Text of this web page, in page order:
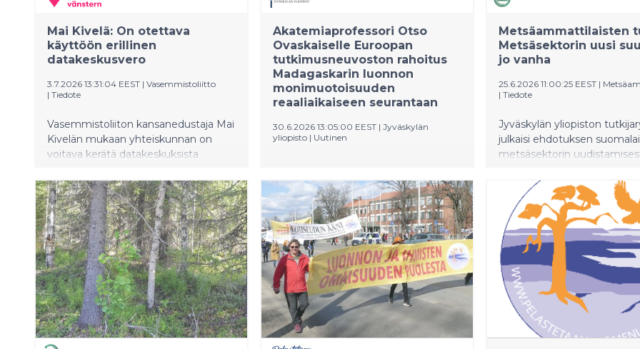
Mai Kivelä: On otettava
käyttöön erillinen
datakeskusvero
3.7.2026 13:31:04 EEST | Vasemmistoliitto
| Tiedote
Vasemmistoliiton kansanedustaja Mai
Kivelän mukaan yhteiskunnan on
voitava kerätä datakeskuksista
keinoin. Verohallinto on laskenut, että
tähän mennessä Suomessa toimivat
datakeskukset ovat tuottaneet
valtiolle hyvin vähän verotuloja -
vaikutus voi olla jopa
miinusmerkkinen.
Akatemiaprofessori Otso
Ovaskaiselle Euroopan
tutkimusneuvoston rahoitus
Madagaskarin luonnon
monimuotoisuuden
reaaliaikaiseen seurantaan
30.6.2026 13:05:00 EEST | Jyväskylän
yliopisto | Uutinen
tutkimushanke saa 150 000 euron
ERC Proof of Concept -rahoituksen
Euroopan tutkimusneuvostolta.
Hankkeessa kehitetään
tekoälypohjaista, reaaliaikaista
akustista seurantajärjestelmää, joka
auttaa suojelemaan Madagaskarin
uhanalaisia lajeja ja torjumaan laitonta
metsäkatoa.
Metsäammattilaisten
Metsäsektorin uusi
jo vanha
25.6.2026 11:00:25 EEST |
| Tiedote
Jyväskylän yliopiston
julkaisi ehdotuksen
metsäsektorin
ydinviesti on selvä: metsien
tulevaisuuden arvo tulisi
luonnon
hiilimarkkinoiden,
korkean lisäarvon
varaan puuntuotannon sijaan.
Metsäammattilaisten
esitysten vaikutuksesta
ongelmakohtia.